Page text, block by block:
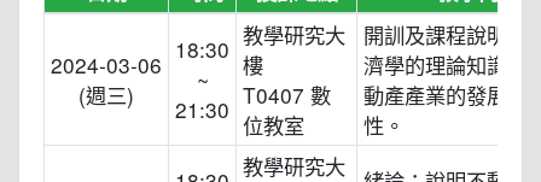
2024-03-06
(週三)
18:30
~
21:30
教學研究大
樓
T0407 數
位教室
開訓及課程說明。
濟學的理論知識，
動產產業的發展與
性。
教學研究大